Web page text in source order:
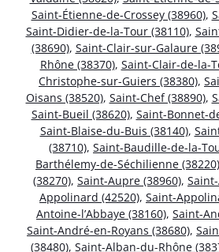
Saint-Étienne-de-Crossey (38960),
Saint-Didier-de-la-Tour (38110),
(38690), Saint-Clair-sur-Galaure
Rhône (38370), Saint-Clair-de-la-
Christophe-sur-Guiers (38380),
Oisans (38520), Saint-Chef (38890),
Saint-Bueil (38620), Saint-Bonnet-
Saint-Blaise-du-Buis (38140),
(38710), Saint-Baudille-de-la-
Barthélemy-de-Séchilienne (38220)
(38270), Saint-Aupre (38960),
Appolinard (42520), Saint-
Antoine-l’Abbaye (38160), Saint-
Saint-André-en-Royans (38680),
(38480), Saint-Alban-du-Rhône